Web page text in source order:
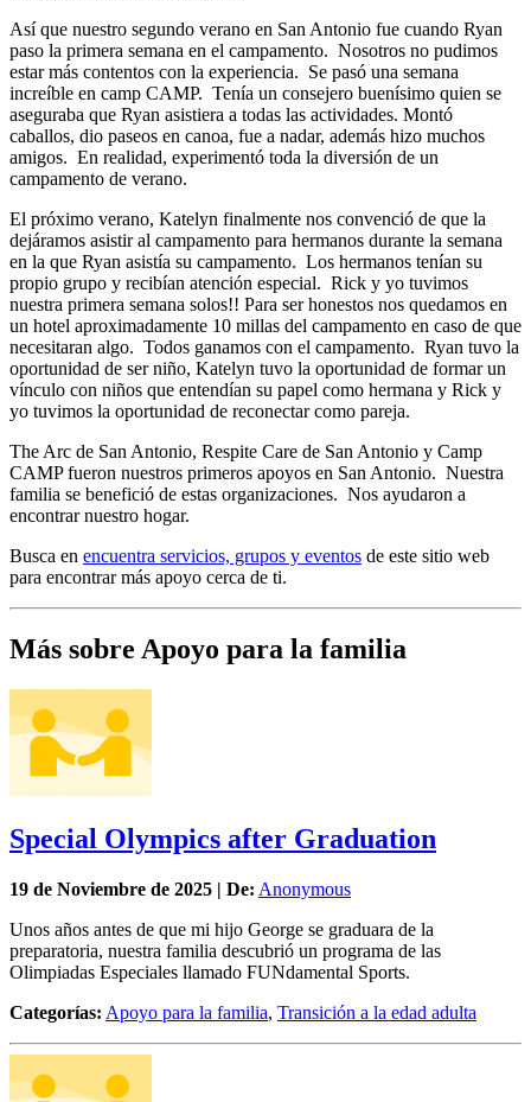
Así que nuestro segundo verano en San Antonio fue cuando Ryan
paso la primera semana en el campamento. Nosotros no pudimos
estar más contentos con la experiencia. Se pasó una semana
increíble en camp CAMP. Tenía un consejero buenísimo quien se
aseguraba que Ryan asistiera a todas las actividades. Montó
caballos, dio paseos en canoa, fue a nadar, además hizo muchos
amigos. En realidad, experimentó toda la diversión de un
campamento de verano.
El próximo verano, Katelyn finalmente nos convenció de que la
dejáramos asistir al campamento para hermanos durante la semana
en la que Ryan asistía su campamento. Los hermanos tenían su
propio grupo y recibían atención especial. Rick y yo tuvimos
nuestra primera semana solos!! Para ser honestos nos quedamos en
un hotel aproximadamente 10 millas del campamento en caso de que
necesitaran algo. Todos ganamos con el campamento. Ryan tuvo la
oportunidad de ser niño, Katelyn tuvo la oportunidad de formar un
vínculo con niños que entendían su papel como hermana y Rick y
yo tuvimos la oportunidad de reconectar como pareja.
The Arc de San Antonio, Respite Care de San Antonio y Camp
CAMP fueron nuestros primeros apoyos en San Antonio. Nuestra
familia se benefició de estas organizaciones. Nos ayudaron a
encontrar nuestro hogar.
Busca en encuentra servicios, grupos y eventos de este sitio web
para encontrar más apoyo cerca de ti.
Más sobre Apoyo para la familia
Special Olympics after Graduation
19 de Noviembre de 2025 | De: Anonymous
Unos años antes de que mi hijo George se graduara de la
preparatoria, nuestra familia descubrió un programa de las
Olimpiadas Especiales llamado FUNdamental Sports.
Categorías: Apoyo para la familia, Transición a la edad adulta